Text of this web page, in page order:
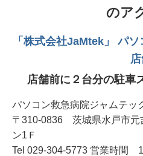
のア
「株式会社JaMtek」 パ
店舗前に２台分の駐車
パソコン救急病院ジャムテッ
〒310-0836 茨城県水戸市
ン1Ｆ
Tel 029-304-5773 営業時間